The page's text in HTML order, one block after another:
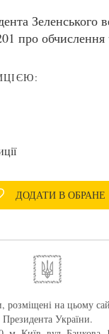
Зеленського
про обчислення
ДОДАТИ В ОБРАНЕ
розміщені на цьому
Президента України.